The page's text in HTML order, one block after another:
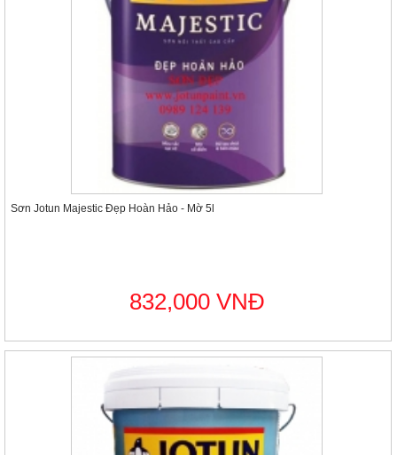
Sơn Jotun Majestic Đẹp Hoàn Hảo - Mờ 5l
832,000 VNĐ